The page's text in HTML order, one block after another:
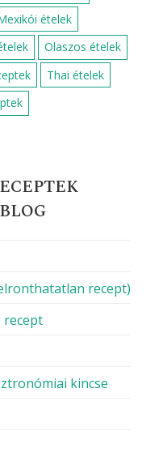
ételek
Olaszos ételek
Thai ételek
recept)
recept
kincse